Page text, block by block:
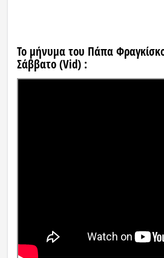
Το μήνυμα του Πάπα
Σάββατο (Vid) :